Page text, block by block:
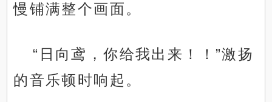
慢铺满整个画面。
“日向鸢，你给我出来！！”激扬
的音乐顿时响起。